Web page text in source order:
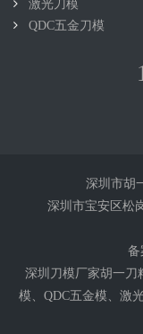
激光刀模
QDC五金刀模
深圳市胡
深圳市宝安区松
备
深圳刀模厂家胡一刀
模、QDC五金模、激